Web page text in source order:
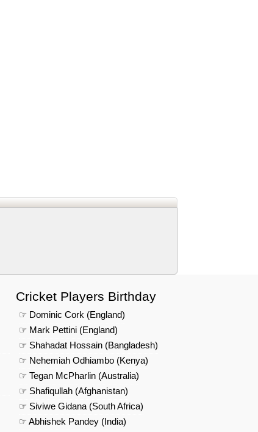
Google News
Cricket Players Birthday
☞ Dominic Cork (England)
☞ Mark Pettini (England)
☞ Shahadat Hossain (Bangladesh)
☞ Nehemiah Odhiambo (Kenya)
☞ Tegan McPharlin (Australia)
☞ Shafiqullah (Afghanistan)
☞ Siviwe Gidana (South Africa)
☞ Abhishek Pandey (India)